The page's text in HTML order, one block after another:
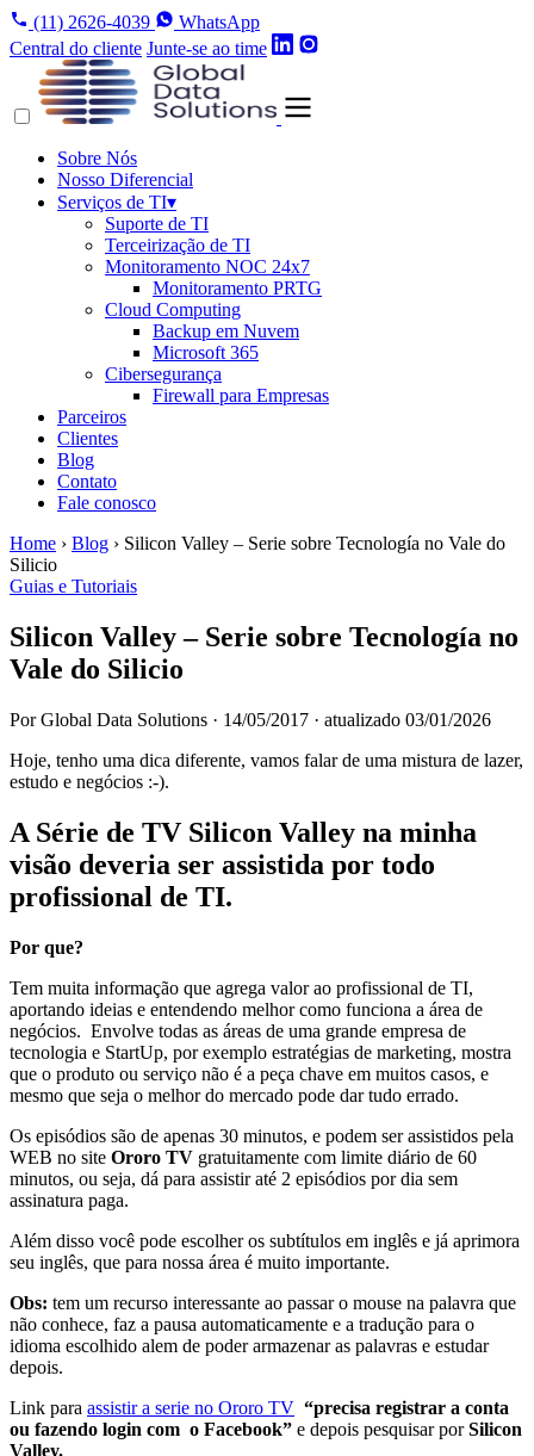
(11) 2626-4039
WhatsApp
Central do cliente Junte-se ao time
Sobre Nós
Nosso Diferencial
Serviços de TI▾
Suporte de TI
Terceirização de TI
Monitoramento NOC 24x7
Monitoramento PRTG
Cloud Computing
Backup em Nuvem
Microsoft 365
Cibersegurança
Firewall para Empresas
Parceiros
Clientes
Blog
Contato
Fale conosco
Home › Blog › Silicon Valley – Serie sobre Tecnología no Vale do
Silicio
Guias e Tutoriais
Silicon Valley – Serie sobre Tecnología no
Vale do Silicio
Por Global Data Solutions · 14/05/2017 · atualizado 03/01/2026
Hoje, tenho uma dica diferente, vamos falar de uma mistura de lazer,
estudo e negócios :-).
A Série de TV Silicon Valley na minha
visão deveria ser assistida por todo
profissional de TI.
Por que?
Tem muita informação que agrega valor ao profissional de TI,
aportando ideias e entendendo melhor como funciona a área de
negócios. Envolve todas as áreas de uma grande empresa de
tecnologia e StartUp, por exemplo estratégias de marketing, mostra
que o produto ou serviço não é a peça chave em muitos casos, e
mesmo que seja o melhor do mercado pode dar tudo errado.
Os episódios são de apenas 30 minutos, e podem ser assistidos pela
WEB no site Ororo TV gratuitamente com limite diário de 60
minutos, ou seja, dá para assistir até 2 episódios por dia sem
assinatura paga.
Além disso você pode escolher os subtítulos em inglês e já aprimora
seu inglês, que para nossa área é muito importante.
Obs: tem um recurso interessante ao passar o mouse na palavra que
não conhece, faz a pausa automaticamente e a tradução para o
idioma escolhido alem de poder armazenar as palavras e estudar
depois.
Link para assistir a serie no Ororo TV “precisa registrar a conta
ou fazendo login com o Facebook” e depois pesquisar porSilicon
Valley.